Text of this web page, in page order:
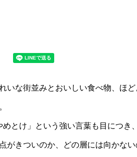
いな街並みとおいしい食べ物、ほ
とけ」という強い言葉も目につき
がきついのか、どの層には向かな